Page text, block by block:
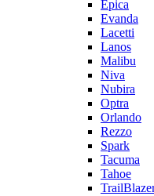
Epica
Evanda
Lacetti
Lanos
Malibu
Niva
Nubira
Optra
Orlando
Rezzo
Spark
Tacuma
Tahoe